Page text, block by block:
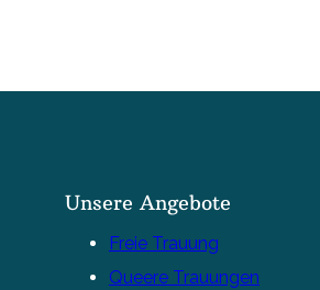
Unsere Angebote
Freie Trauung
Queere Trauungen